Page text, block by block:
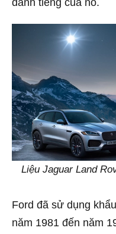
Liệu Jaguar Land
Ford đã sử dụng
năm 1981 đến năm